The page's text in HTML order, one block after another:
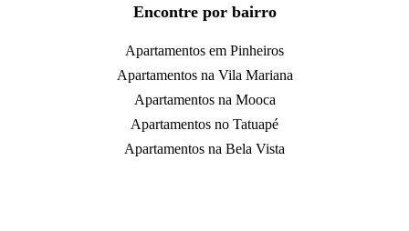
Encontre por bairro
Apartamentos em Pinheiros
Apartamentos na Vila Mariana
Apartamentos na Mooca
Apartamentos no Tatuapé
Apartamentos na Bela Vista